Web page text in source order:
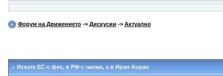
Форум на Движението-> Дискусии -> Актуално
Искате ЕС-с фес, в РФ-с чалма, а в Иран-Коран